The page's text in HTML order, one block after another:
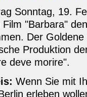
Sonntag, 19.
Film "Barbara"
Der
Produktion
deve morire".
Wenn Sie mit
erleben